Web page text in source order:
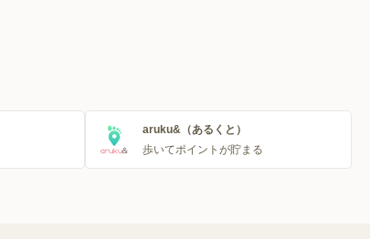
aruku&（あるくと）
歩いてポイントが貯まる